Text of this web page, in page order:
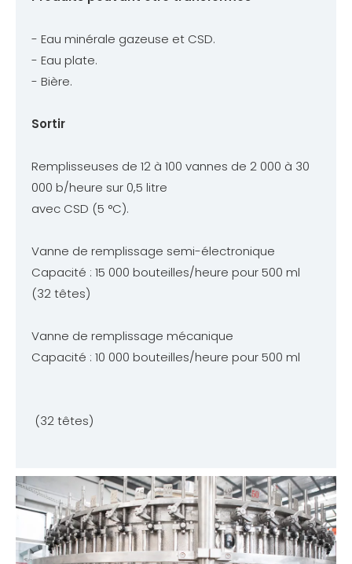
- Eau minérale gazeuse et CSD.
- Eau plate.
- Bière.
Sortir
Remplisseuses de 12 à 100 vannes de 2 000 à 30
000 b/heure sur 0,5 litre
avec CSD (5 °C).
Vanne de remplissage semi-électronique
Capacité : 15 000 bouteilles/heure pour 500 ml
(32 têtes)
Vanne de remplissage mécanique
Capacité : 10 000 bouteilles/heure pour 500 ml
(32 têtes)